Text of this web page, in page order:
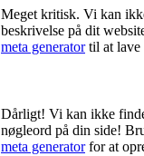
Meget kritisk. Vi kan
beskrivelse på dit
meta generatortil at lave
Dårligt! Vi kan ikke
nøgleord på din side!
meta generatorfor at